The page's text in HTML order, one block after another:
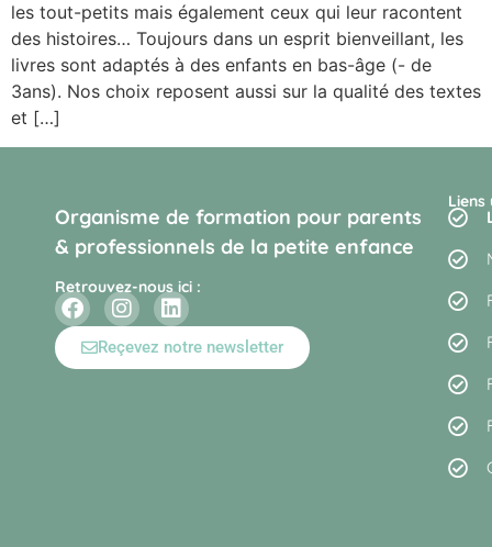
les tout-petits mais également ceux qui leur racontent
des histoires… Toujours dans un esprit bienveillant, les
livres sont adaptés à des enfants en bas-âge (- de
3ans). Nos choix reposent aussi sur la qualité des textes
et […]
Organisme de formation pour parents
& professionnels de la petite enfance
Retrouvez-nous ici :
Reçevez notre newsletter
Liens